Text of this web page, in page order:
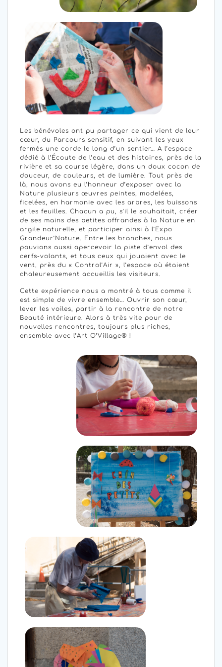
Les bénévoles ont pu partager ce qui vient de leur
cœur, du Parcours sensitif, en suivant les yeux
fermés une corde le long d’un sentier… A l’espace
dédié à l’Écoute de l’eau et des histoires, près de la
rivière et sa course légère, dans un doux cocon de
douceur, de couleurs, et de lumière. Tout près de
là, nous avons eu l’honneur d’exposer avec la
Nature plusieurs œuvres peintes, modelées,
ficelées, en harmonie avec les arbres, les buissons
et les feuilles. Chacun a pu, s’il le souhaitait, créer
de ses mains des petites offrandes à la Nature en
argile naturelle, et participer ainsi à l’Expo
Grandeur’Nature. Entre les branches, nous
pouvions aussi apercevoir la piste d’envol des
cerfs-volants, et tous ceux qui jouaient avec le
vent, près du « Control’Air », l’espace où étaient
chaleureusement accueillis les visiteurs.
Cette expérience nous a montré à tous comme il
est simple de vivre ensemble… Ouvrir son cœur,
lever les voiles, partir à la rencontre de notre
Beauté intérieure. Alors à très vite pour de
nouvelles rencontres, toujours plus riches,
ensemble avec l’Art O’Village® !